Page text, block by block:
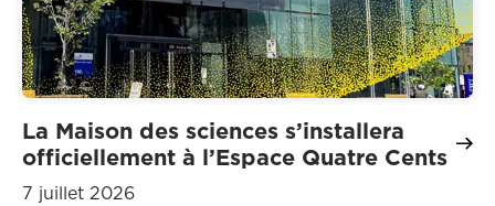
La Maison des sciences s’installera
officiellement à l’Espace Quatre Cents
7 juillet 2026